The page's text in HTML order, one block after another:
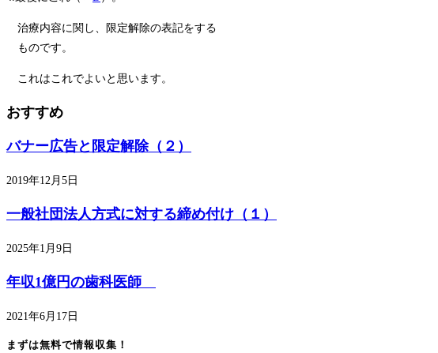
治療内容に関し、限定解除の表記をする
ものです。
これはこれでよいと思います。
おすすめ
バナー広告と限定解除（２）
2019年12月5日
一般社団法人方式に対する締め付け（１）
2025年1月9日
年収1億円の歯科医師
2021年6月17日
まずは無料で情報収集！